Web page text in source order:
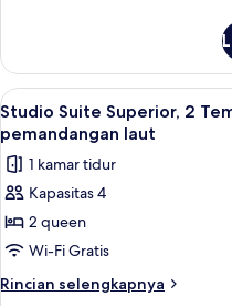
Studio
Standar
Lihat
semua
foto
untuk
Studio
Suite
Superior,
2
12
Studio Suite Superior, 2
pemandangan laut
1 kamar tidur
Kapasitas 4
2 queen
Wi-Fi Gratis
Rincian selengkapnya
Rincian